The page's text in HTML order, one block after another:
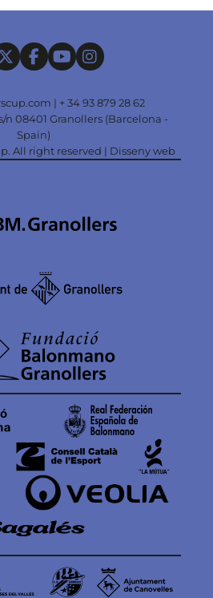
| + 34 93 879 28 62
n 08401 Granollers (Barcelona -
Spain)
All right reserved | Disseny web